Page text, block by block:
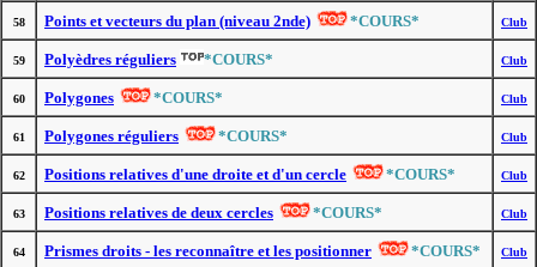
58 Points et vecteurs du plan (niveau 2nde) *COURS* Club
59 Polyèdres réguliers *COURS* Club
60 Polygones *COURS* Club
61 Polygones réguliers *COURS* Club
62 Positions relatives d'une droite et d'un cercle *COURS* Club
63 Positions relatives de deux cercles *COURS* Club
64 Prismes droits - les reconnaître et les positionner *COURS* Club